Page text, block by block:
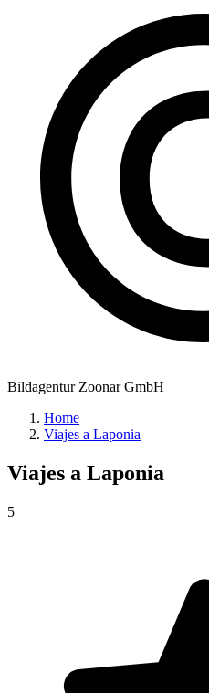
Bildagentur Zoonar GmbH
Home
Viajes a Laponia
Viajes a Laponia
5